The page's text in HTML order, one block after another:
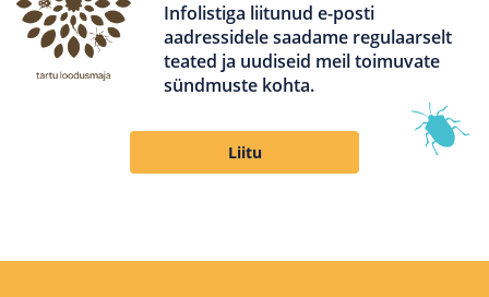
Infolistiga liitunud e-posti
aadressidele saadame regulaarselt
teated ja uudiseid meil toimuvate
sündmuste kohta.
Liitu